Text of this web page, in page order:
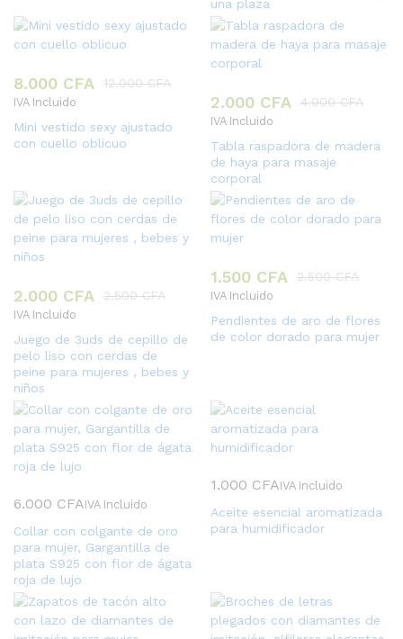
una plaza
8.000 CFA 12.000CFA
IVA Incluido
Mini vestido sexy ajustado
con cuello oblicuo
2.000 CFA 4.000CFA
IVA Incluido
Tabla raspadora de madera
de haya para masaje
corporal
2.000 CFA 2.500CFA
IVA Incluido
Juego de 3uds de cepillo de
pelo liso con cerdas de
peine para mujeres , bebes y
niños
1.500 CFA 2.500CFA
IVA Incluido
Pendientes de aro de flores
de color dorado para mujer
6.000 CFAIVA Incluido
Collar con colgante de oro
para mujer, Gargantilla de
plata S925 con flor de ágata
roja de lujo
1.000 CFAIVA Incluido
Aceite esencial aromatizada
para humidificador